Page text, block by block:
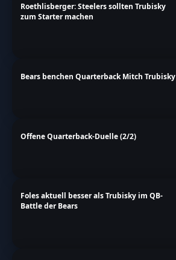
Roethlisberger: Steelers sollten Trubisky
zum Starter machen
Bears benchen Quarterback Mitch Trubisky
Offene Quarterback-Duelle (2/2)
Foles aktuell besser als Trubisky im QB-
Battle der Bears